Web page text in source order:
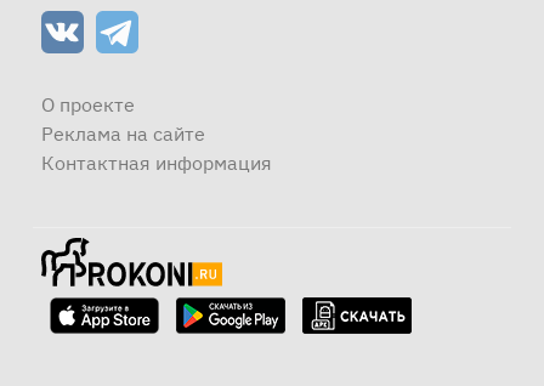
О проекте
Реклама на сайте
Контактная информация